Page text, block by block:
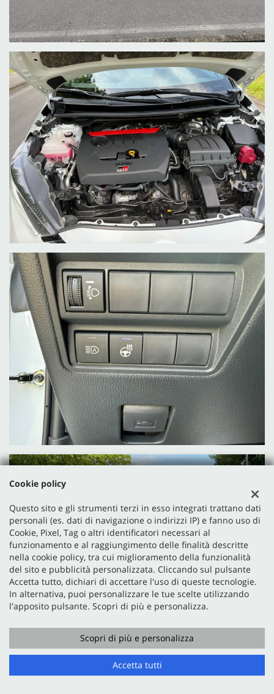
Cookie policy
Questo sito e gli strumenti terzi in esso integrati trattano dati
personali (es. dati di navigazione o indirizzi IP) e fanno uso di
Cookie, Pixel, Tag o altri identificatori necessari al
funzionamento e al raggiungimento delle finalità descritte
nella cookie policy, tra cui miglioramento della funzionalità
del sito e pubblicità personalizzata. Cliccando sul pulsante
Accetta tutto, dichiari di accettare l'uso di queste tecnologie.
In alternativa, puoi personalizzare le tue scelte utilizzando
l'apposito pulsante. Scopri di più e personalizza.
Scopri di più e personalizza
Accetta tutti